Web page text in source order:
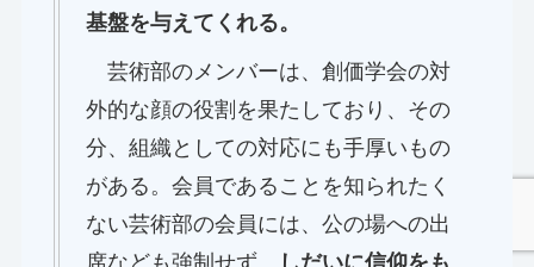
基盤を与えてくれる。
芸術部のメンバーは、創価学会の対
外的な顔の役割を果たしており、その
分、組織としての対応にも手厚いもの
がある。会員であることを知られたく
ない芸術部の会員には、公の場への出